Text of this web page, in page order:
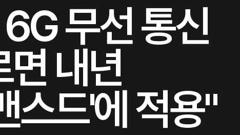
무선 통신
면 내년
스드'에 적용"